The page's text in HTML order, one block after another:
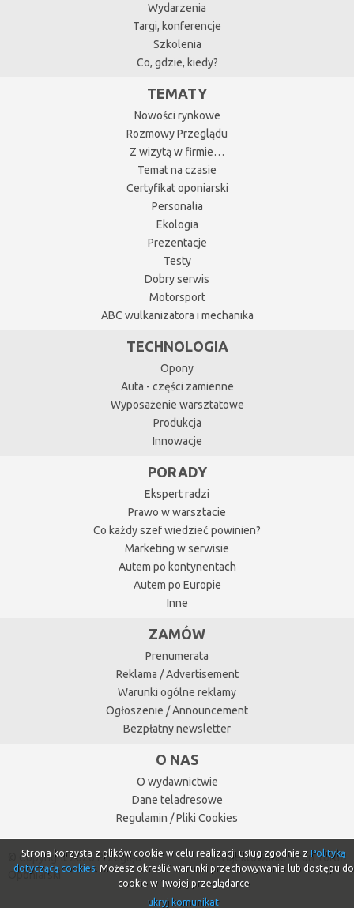
Wydarzenia
Targi, konferencje
Szkolenia
Co, gdzie, kiedy?
TEMATY
Nowości rynkowe
Rozmowy Przeglądu
Z wizytą w firmie…
Temat na czasie
Certyfikat oponiarski
Personalia
Ekologia
Prezentacje
Testy
Dobry serwis
Motorsport
ABC wulkanizatora i mechanika
TECHNOLOGIA
Opony
Auta - części zamienne
Wyposażenie warsztatowe
Produkcja
Innowacje
PORADY
Ekspert radzi
Prawo w warsztacie
Co każdy szef wiedzieć powinien?
Marketing w serwisie
Autem po kontynentach
Autem po Europie
Inne
ZAMÓW
Prenumerata
Reklama / Advertisement
Warunki ogólne reklamy
Ogłoszenie / Announcement
Bezpłatny newsletter
O NAS
O wydawnictwie
Dane teladresowe
Regulamin / Pliki Cookies
© Copyright 2026 Przegląd
Oponiarski
Projektowanie stron Toruń
Strona korzysta z plików cookie w celu realizacji usług zgodnie z Polityką
dotyczącą cookies. Możesz określić warunki przechowywania lub dostępu do
cookie w Twojej przeglądarce
ukryj komunikat